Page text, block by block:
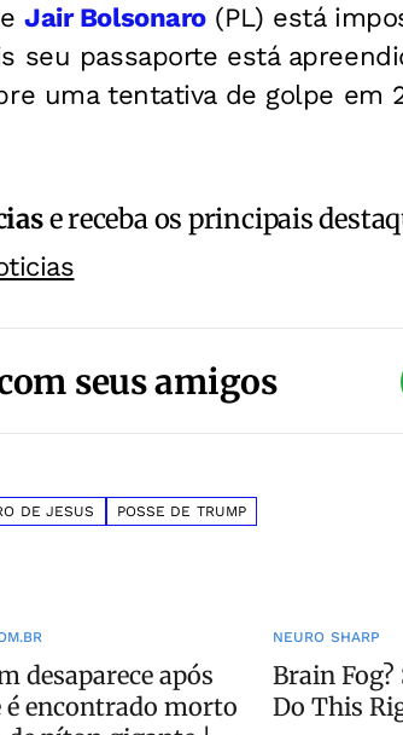
Jair Bolsonaro(PL) está
seu passaporte está
uma tentativa de golpe em
e receba os principais
seus amigos
DE JESUS POSSE DE TRUMP